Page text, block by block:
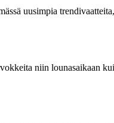
uusimpia
niin lounasaikaan